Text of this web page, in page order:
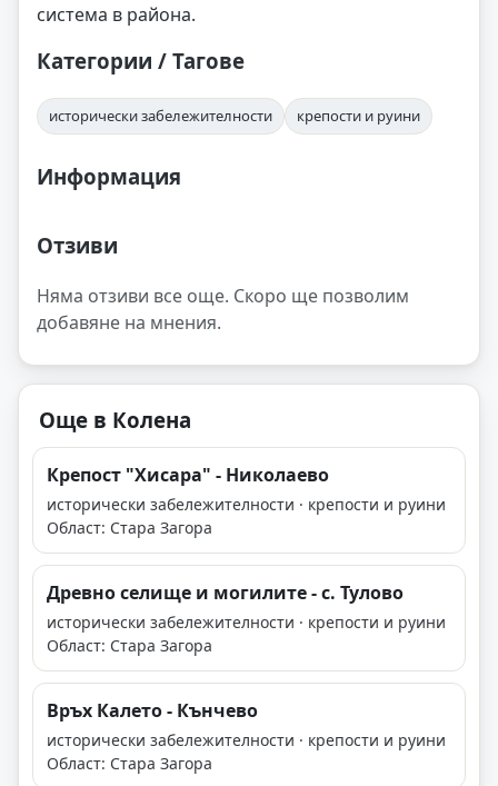
система в района.
Категории / Тагове
исторически забележителности крепости и руини
Информация
Отзиви
Няма отзиви все още. Скоро ще позволим
добавяне на мнения.
Още в Колена
Крепост "Хисара" - Николаево
исторически забележителности · крепости и руини
Област: Стара Загора
Древно селище и могилите - с. Тулово
исторически забележителности · крепости и руини
Област: Стара Загора
Връх Калето - Кънчево
исторически забележителности · крепости и руини
Област: Стара Загора